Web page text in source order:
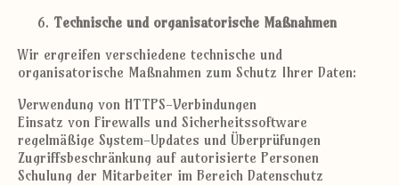
Technische und organisatorische Maßnahmen
Wir ergreifen verschiedene technische und
organisatorische Maßnahmen zum Schutz Ihrer Daten:
Verwendung von HTTPS-Verbindungen
Einsatz von Firewalls und Sicherheitssoftware
regelmäßige System-Updates und Überprüfungen
Zugriffsbeschränkung auf autorisierte Personen
Schulung der Mitarbeiter im Bereich Datenschutz